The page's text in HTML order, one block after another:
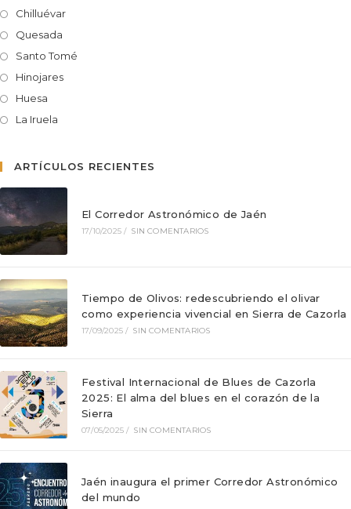
Chilluévar
Quesada
Santo Tomé
Hinojares
Huesa
La Iruela
ARTÍCULOS RECIENTES
El Corredor Astronómico de Jaén
17/10/2025 / SIN COMENTARIOS
Tiempo de Olivos: redescubriendo el olivar
como experiencia vivencial en Sierra de Cazorla
17/09/2025 / SIN COMENTARIOS
Festival Internacional de Blues de Cazorla
2025: El alma del blues en el corazón de la
Sierra
07/05/2025 / SIN COMENTARIOS
Jaén inaugura el primer Corredor Astronómico
del mundo